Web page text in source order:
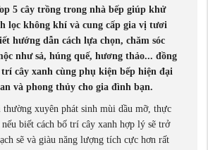
5 cây trồng trong nhà bếp giúp khử
lọc không khí và cung cấp gia vị tươi
hướng dẫn cách lựa chọn, chăm sóc
như sả, húng quế, hương thảo... đồng
cây xanh cùng phụ kiện bếp hiện đại
và phong thủy cho gia đình bạn.
xuyên phát sinh mùi dầu mỡ, thực
biết cách bố trí cây xanh hợp lý sẽ trở
sẽ và giàu năng lượng tích cực hơn rất